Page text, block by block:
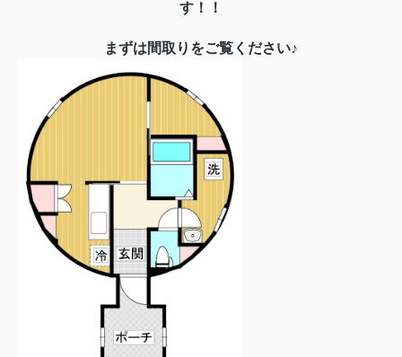
す！！
まずは間取りをご覧ください♪